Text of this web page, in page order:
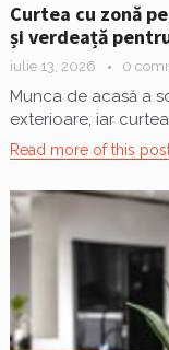
Curtea cu zonă
și verdeață
iulie 13, 2026 0
Munca de acasă a
exterioare, iar
Read more of this